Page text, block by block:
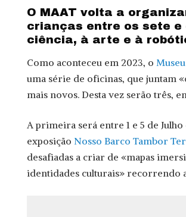
O MAAT volta a
crianças entre os sete
ciência, à arte e à
Como aconteceu em 2023, o
uma série de oficinas, que juntam
mais novos. Desta vez serão três,
A primeira será entre 1 e 5 de
exposição Nosso Barco Tambor
desafiadas a criar de «mapas
identidades culturais» recorrendo